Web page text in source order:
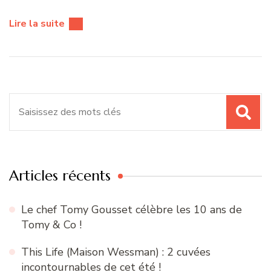
Lire la suite
Articles récents
Le chef Tomy Gousset célèbre les 10 ans de
Tomy & Co !
This Life (Maison Wessman) : 2 cuvées
incontournables de cet été !